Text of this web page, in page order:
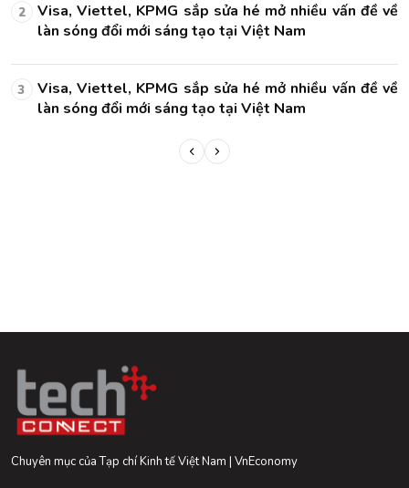
2
Visa, Viettel, KPMG sắp sửa hé mở nhiều vấn đề về
làn sóng đổi mới sáng tạo tại Việt Nam
3
Visa, Viettel, KPMG sắp sửa hé mở nhiều vấn đề về
làn sóng đổi mới sáng tạo tại Việt Nam
Chuyên mục của Tạp chí Kinh tế Việt Nam | VnEconomy